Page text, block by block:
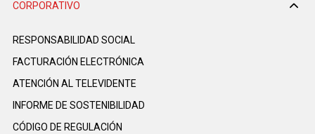
CORPORATIVO
RESPONSABILIDAD SOCIAL
FACTURACIÓN ELECTRÓNICA
ATENCIÓN AL TELEVIDENTE
INFORME DE SOSTENIBILIDAD
CÓDIGO DE REGULACIÓN